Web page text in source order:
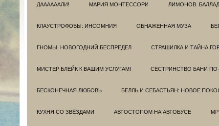
ДААААААЛИ! МАРИЯ МОНТЕССОРИ ЛИМОНОВ.
КЛАУСТРОФОБЫ: ИНСОМНИЯ ОБНАЖЕННАЯ МУЗА
ГНОМЫ. НОВОГОДНИЙ БЕСПРЕДЕЛ СТРАШИЛКА И ТАЙНА
МИСТЕР БЛЕЙК К ВАШИМ УСЛУГАМ! СЕСТРИНСТВО БАНИ
БЕСКОНЕЧНАЯ ЛЮБОВЬ БЕЛЛЬ И СЕБАСТЬЯН: НОВОЕ
КУХНЯ СО ЗВЁЗДАМИ АВТОСТОПОМ НА АВТОБУСЕ